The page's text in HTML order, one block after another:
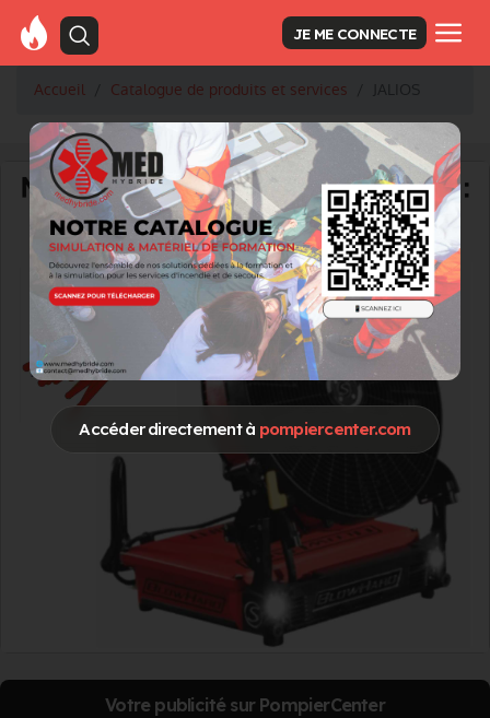
Accéder directement à pompiercenter.com
JE ME CONNECTE
Accueil Catalogue de produits et services JALIOS
Votre publicité sur PompierCenter